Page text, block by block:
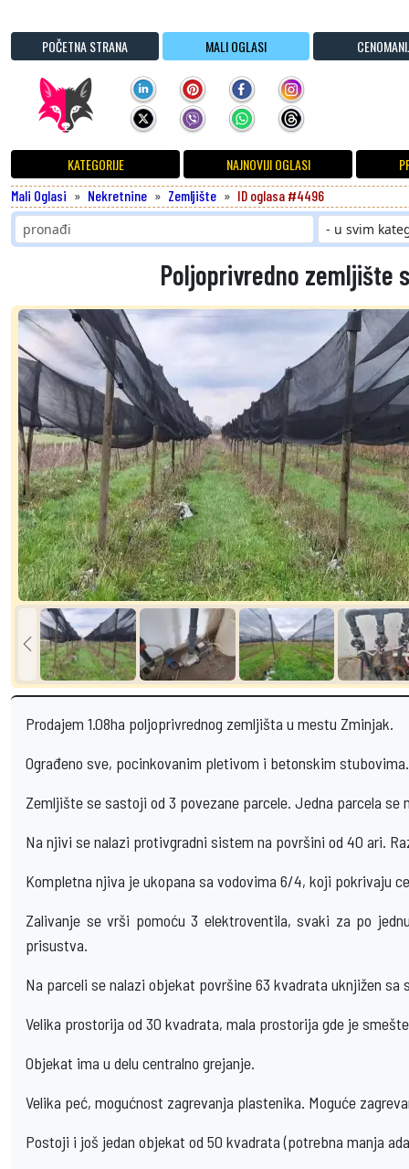
POČETNA STRANA MALI OGLASI
KATEGORIJE NAJNOVIJI OGLASI
Mali Oglasi Nekretnine Zemljište
ID oglasa #4496
Poljoprivredno zemljište
Prodajem 1.08ha poljoprivrednog zemljišta u mestu Zminjak.
Ograđeno sve, pocinkovanim pletivom i betonskim stubovima.
Zemljište se sastoji od 3 povezane parcele. Jedna parcela se
Na njivi se nalazi protivgradni sistem na površini od 40 ari.
Kompletna njiva je ukopana sa vodovima 6/4, koji pokrivaju
Zalivanje se vrši pomoću 3 elektroventila, svaki za po
prisustva.
Na parceli se nalazi objekat površine 63 kvadrata uknjižen
Velika prostorija od 30 kvadrata, mala prostorija gde je
Objekat ima u delu centralno grejanje.
Velika peć, mogućnost zagrevanja plastenika. Moguće
Postoji i još jedan objekat od 50 kvadrata (potrebna manja